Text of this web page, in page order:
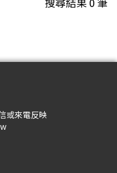
或來電反映